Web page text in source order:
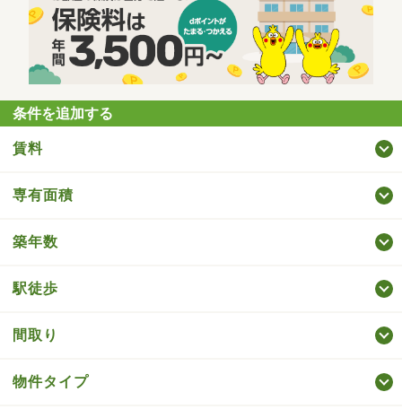
条件を追加する
賃料
専有面積
築年数
駅徒歩
間取り
物件タイプ